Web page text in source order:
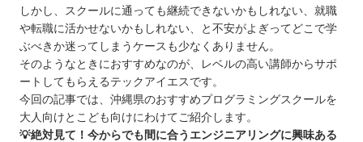
しかし、スクールに通っても継続できないかもしれない、就職
や転職に活かせないかもしれない、と不安がよぎってどこで学
ぶべきか迷ってしまうケースも少なくありません。
そのようなときにおすすめなのが、レベルの高い講師からサポ
ートしてもらえるテックアイエスです。
今回の記事では、沖縄県のおすすめプログラミングスクールを
大人向けとこども向けにわけてご紹介します。
💡絶対見て！今からでも間に合うエンジニアリングに興味ある